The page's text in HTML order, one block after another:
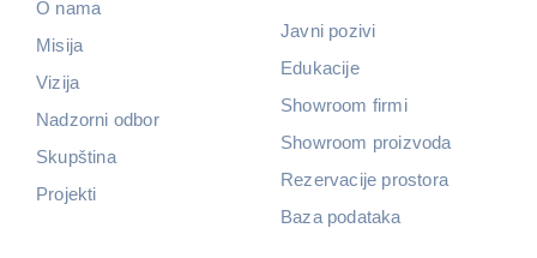
O nama
Misija
Vizija
Nadzorni odbor
Skupština
Projekti
Javni pozivi
Edukacije
Showroom firmi
Showroom proizvoda
Rezervacije prostora
Baza podataka